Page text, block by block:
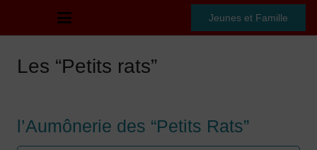
Jeunes et Famille
Les “Petits rats”
l’Aumônerie des “Petits Rats”